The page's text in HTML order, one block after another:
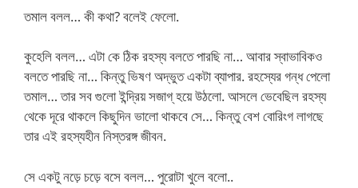
তমাল বলল… কী কথা? বলেই ফেলো.
কুহেলি বলল… এটা কে ঠিক রহস্য বলতে পারছি না… আবার স্বাভাবিকও
বলতে পারছি না… কিন্তু ভিষণ অদ্ভুত একটা ব্যাপার. রহস্যের গন্ধ পেলো
তমাল… তার সব গুলো ইন্দ্রিয় সজাগ্ হয়ে উঠলো. আসলে ভেবেছিল রহস্য
থেকে দূরে থাকলে কিছুদিন ভালো থাকবে সে… কিন্তু বেশ বোরিংগ লাগছে
তার এই রহস্যহীন নিস্তরঙ্গ জীবন.
সে একটু নড়ে চড়ে বসে বলল… পুরোটা খুলে বলো..